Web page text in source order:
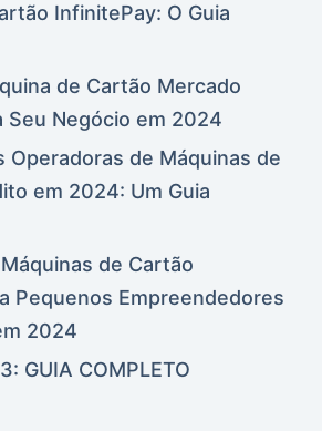
InfinitePay: O Guia
de Cartão Mercado
Seu Negócio em 2024
Operadoras de Máquinas de
em 2024: Um Guia
de Cartão
Pequenos Empreendedores
2024
GUIA COMPLETO